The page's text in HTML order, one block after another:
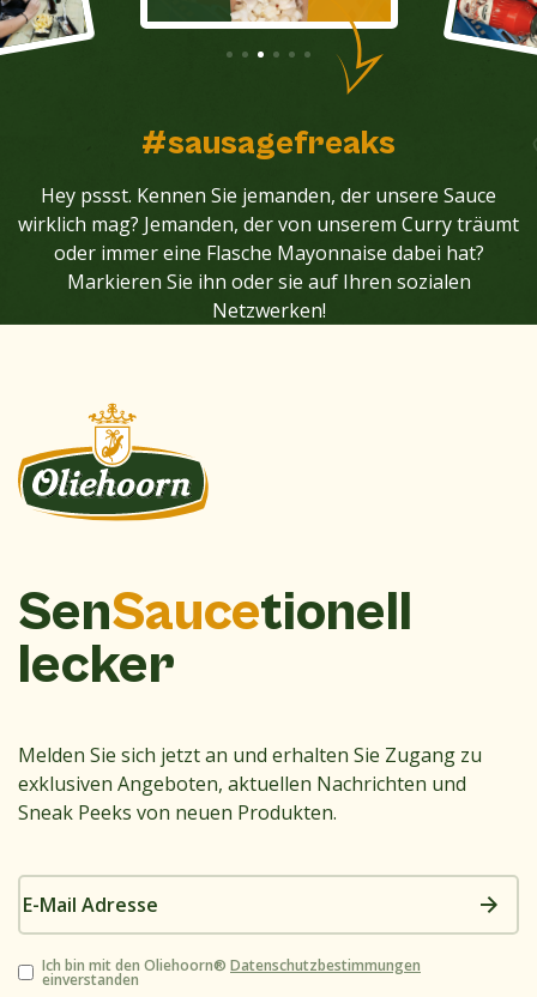
#sausagefreaks
Hey pssst. Kennen Sie jemanden, der unsere Sauce
wirklich mag? Jemanden, der von unserem Curry träumt
oder immer eine Flasche Mayonnaise dabei hat?
Markieren Sie ihn oder sie auf Ihren sozialen
Netzwerken!
SenSaucetionell
lecker
Melden Sie sich jetzt an und erhalten Sie Zugang zu
exklusiven Angeboten, aktuellen Nachrichten und
Sneak Peeks von neuen Produkten.
E-
Mail
Zustimmung
Ich bin mit den Oliehoorn® Datenschutzbestimmungen
einverstanden